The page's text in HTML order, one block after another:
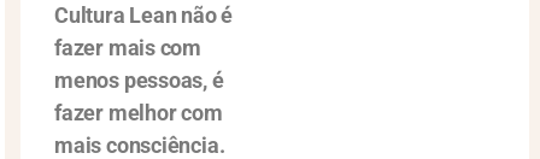
Cultura Lean não é
fazer mais com
menos pessoas, é
fazer melhor com
mais consciência.